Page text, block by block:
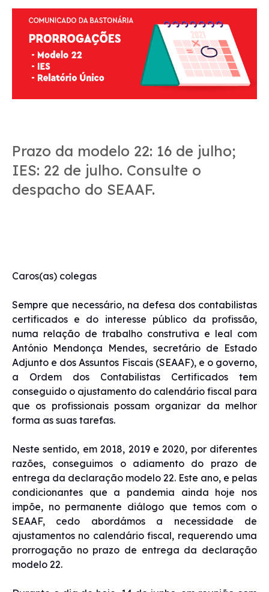
Prazo da modelo 22: 16 de julho;
IES: 22 de julho. Consulte o
despacho do SEAAF.
Caros(as) colegas
Sempre que necessário, na defesa dos contabilistas
certificados e do interesse público da profissão,
numa relação de trabalho construtiva e leal com
António Mendonça Mendes, secretário de Estado
Adjunto e dos Assuntos Fiscais (SEAAF), e o governo,
a Ordem dos Contabilistas Certificados tem
conseguido o ajustamento do calendário fiscal para
que os profissionais possam organizar da melhor
forma as suas tarefas.
Neste sentido, em 2018, 2019 e 2020, por diferentes
razões, conseguimos o adiamento do prazo de
entrega da declaração modelo 22. Este ano, e pelas
condicionantes que a pandemia ainda hoje nos
impõe, no permanente diálogo que temos com o
SEAAF, cedo abordámos a necessidade de
ajustamentos no calendário fiscal, requerendo uma
prorrogação no prazo de entrega da declaração
modelo 22.